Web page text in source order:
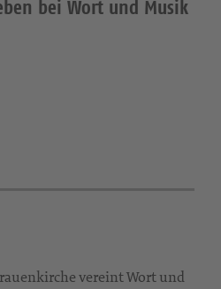
bei Wort und Musik
vereint Wort und